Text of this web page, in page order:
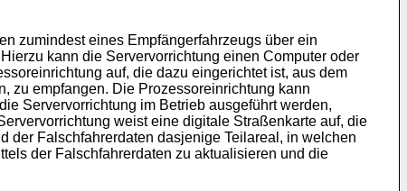
zumindest eines Empfängerfahrzeugs über ein
kann die Servervorrichtung einen Computer oder
auf, die dazu eingerichtet ist, aus dem
zu empfangen. Die Prozessoreinrichtung kann
Servervorrichtung im Betrieb ausgeführt werden,
weist eine digitale Straßenkarte auf, die
der Falschfahrerdaten dasjenige Teilareal, in welchen
der Falschfahrerdaten zu aktualisieren und die